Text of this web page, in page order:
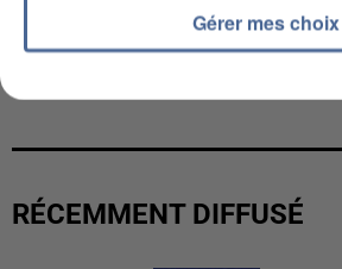
UNE TOURISTE DE L’OISE
RÉCEMMENT DIFFUSÉ
Gérer mes choix